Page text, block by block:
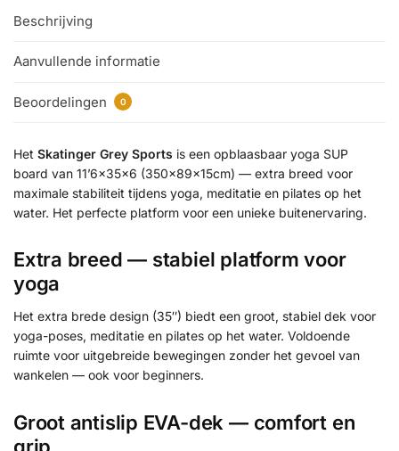
Beschrijving
Aanvullende informatie
Beoordelingen 0
Het Skatinger Grey Sports is een opblaasbaar yoga SUP
board van 11’6x35x6 (350x89x15cm) — extra breed voor
maximale stabiliteit tijdens yoga, meditatie en pilates op het
water. Het perfecte platform voor een unieke buitenervaring.
Extra breed — stabiel platform voor
yoga
Het extra brede design (35″) biedt een groot, stabiel dek voor
yoga-poses, meditatie en pilates op het water. Voldoende
ruimte voor uitgebreide bewegingen zonder het gevoel van
wankelen — ook voor beginners.
Groot antislip EVA-dek — comfort en
grip